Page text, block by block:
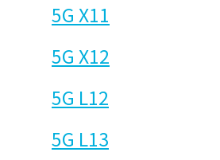
5G X11
5G X12
5G L12
5G L13